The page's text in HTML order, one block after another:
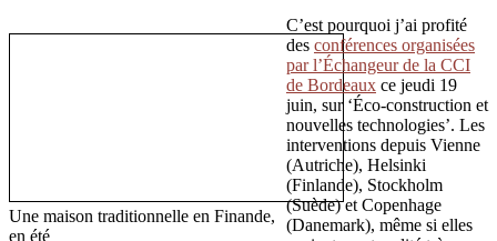
Une maison traditionnelle en Finande,
en été
C’est pourquoi j’ai profité
des conférences organisées
par l’Échangeur de la CCI
de Bordeaux ce jeudi 19
juin, sur ‘Éco-construction et
nouvelles technologies’. Les
interventions depuis Vienne
(Autriche), Helsinki
(Finlande), Stockholm
(Suède) et Copenhage
(Danemark), même si elles